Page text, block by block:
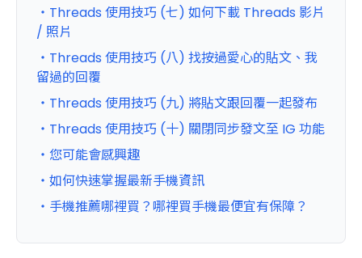
・Threads 使用技巧 (七) 如何下載 Threads 影片
/ 照片
・Threads 使用技巧 (八) 找按過愛心的貼文、我
留過的回覆
・Threads 使用技巧 (九) 將貼文跟回覆一起發布
・Threads 使用技巧 (十) 關閉同步發文至 IG 功能
・您可能會感興趣
・如何快速掌握最新手機資訊
・手機推薦哪裡買？哪裡買手機最便宜有保障？